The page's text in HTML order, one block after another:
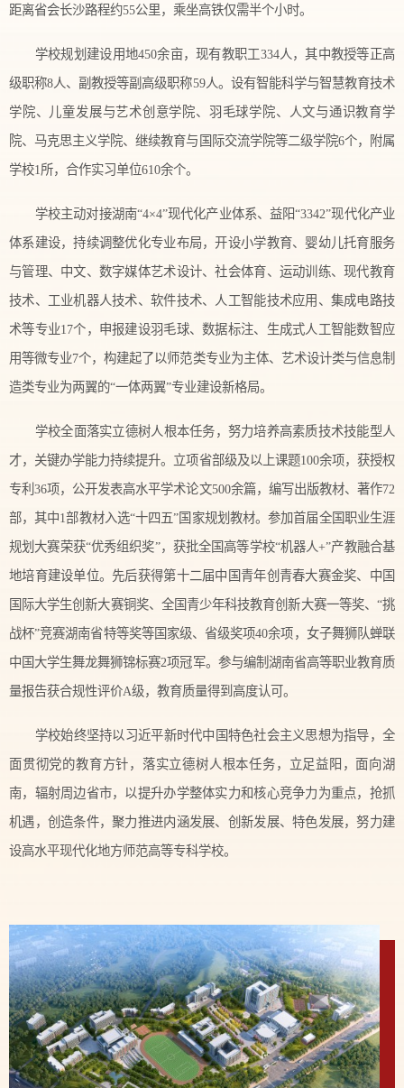
距离省会长沙路程约55公里，乘坐高铁仅需半个小时。
学校规划建设用地450余亩，现有教职工334人，其中教授等正高
级职称8人、副教授等副高级职称59人。设有智能科学与智慧教育技术
学院、儿童发展与艺术创意学院、羽毛球学院、人文与通识教育学
院、马克思主义学院、继续教育与国际交流学院等二级学院6个，附属
学校1所，合作实习单位610余个。
学校主动对接湖南“4×4”现代化产业体系、益阳“3342”现代化产业
体系建设，持续调整优化专业布局，开设小学教育、婴幼儿托育服务
与管理、中文、数字媒体艺术设计、社会体育、运动训练、现代教育
技术、工业机器人技术、软件技术、人工智能技术应用、集成电路技
术等专业17个，申报建设羽毛球、数据标注、生成式人工智能数智应
用等微专业7个，构建起了以师范类专业为主体、艺术设计类与信息制
造类专业为两翼的“一体两翼”专业建设新格局。
学校全面落实立德树人根本任务，努力培养高素质技术技能型人
才，关键办学能力持续提升。立项省部级及以上课题100余项，获授权
专利36项，公开发表高水平学术论文500余篇，编写出版教材、著作72
部，其中1部教材入选“十四五”国家规划教材。参加首届全国职业生涯
规划大赛荣获“优秀组织奖”，获批全国高等学校“机器人+”产教融合基
地培育建设单位。先后获得第十二届中国青年创青春大赛金奖、中国
国际大学生创新大赛铜奖、全国青少年科技教育创新大赛一等奖、“挑
战杯”竞赛湖南省特等奖等国家级、省级奖项40余项，女子舞狮队蝉联
中国大学生舞龙舞狮锦标赛2项冠军。参与编制湖南省高等职业教育质
量报告获合规性评价A级，教育质量得到高度认可。
学校始终坚持以习近平新时代中国特色社会主义思想为指导，全
面贯彻党的教育方针，落实立德树人根本任务，立足益阳，面向湖
南，辐射周边省市，以提升办学整体实力和核心竞争力为重点，抢抓
机遇，创造条件，聚力推进内涵发展、创新发展、特色发展，努力建
设高水平现代化地方师范高等专科学校。